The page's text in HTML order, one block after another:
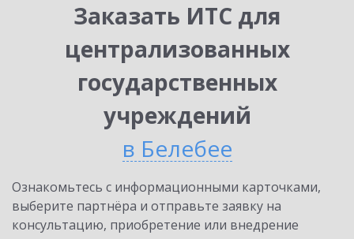
Заказать ИТС для
централизованных
государственных
учреждений
в Белебее
Ознакомьтесь с информационными карточками,
выберите партнёра и отправьте заявку на
консультацию, приобретение или внедрение